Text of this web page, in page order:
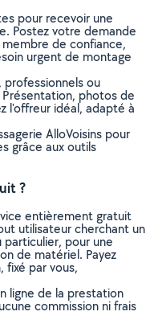
pour recevoir une
Postez votre demande
de confiance,
urgent de montage
ou
photos de
l'offreur idéal, adapté à
AlloVoisins pour
grâce aux outils
?
entièrement gratuit
utilisateur cherchant un
particulier, pour une
de matériel. Payez
fixé par vous,
ligne de la prestation
commission ni frais